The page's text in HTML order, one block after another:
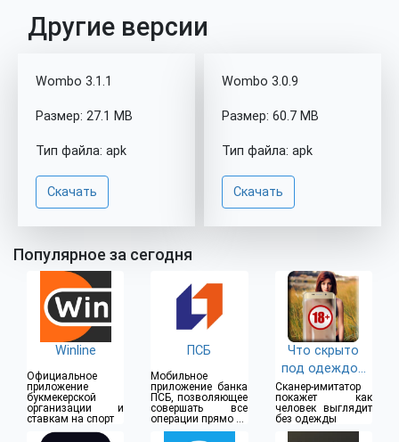
Другие версии
Wombo 3.1.1
Размер: 27.1 MB
Тип файла: apk
Скачать
Wombo 3.0.9
Размер: 60.7 MB
Тип файла: apk
Скачать
Популярное за сегодня
Winline
Официальное
приложение
букмекерской
организации и
ставкам на спорт
ПСБ
Мобильное
приложение банка
ПСБ, позволяющее
совершать все
операции прямо из
дома
Что скрыто
под одеждой
(18+)
Сканер-имитатор
покажет как
человек выглядит
без одежды